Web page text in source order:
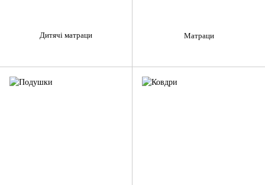
Дитячі матраци Матраци